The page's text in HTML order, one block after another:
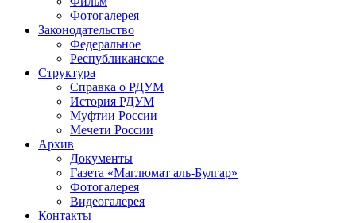
Фотогалерея
Законодательство
Федеральное
Республиканское
Структура
Справка о РДУМ
История РДУМ
Муфтии России
Мечети России
Архив
Документы
Газета «Маглюмат аль-Булгар»
Фотогалерея
Видеогалерея
Контакты